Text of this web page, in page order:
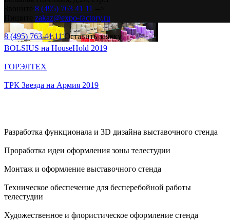
8 (495) 763 41 11
zakaz@expo-factory.ru
8 (495) 763 41 11 Оставить заявку
BOLSIUS на HouseHold 2019
ГОРЭЛТЕХ
ТРК Звезда на Армия 2019
Разработка функционала и 3D дизайна выставочного стенда
Проработка идеи оформления зоны телестудии
Монтаж и оформление выставочного стенда
Техническое обеспечение для бесперебойной работы
телестудии
Художественное и флористическое оформление стенда